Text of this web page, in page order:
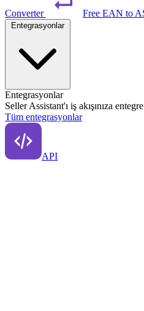
Converter Free EAN to
Entegrasyonlar
Entegrasyonlar
Seller Assistant'ı iş akışınıza
Tüm entegrasyonlar
API